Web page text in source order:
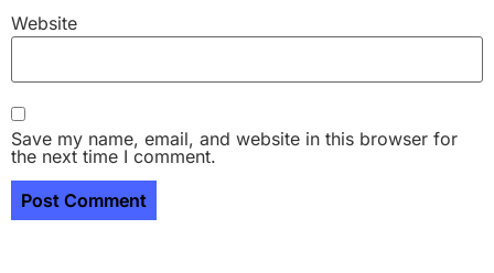
Website
Save my name, email, and website in this browser for
the next time I comment.